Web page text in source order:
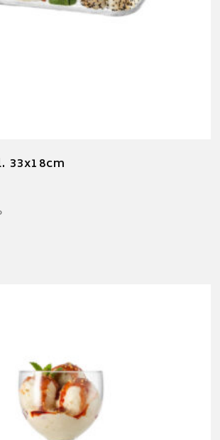
33x18cm